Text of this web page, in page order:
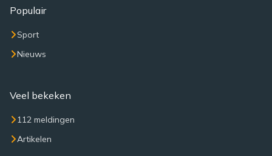
Populair
Sport
Nieuws
Veel bekeken
112 meldingen
Artikelen